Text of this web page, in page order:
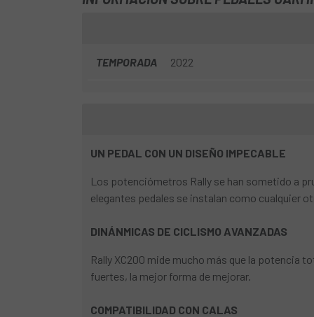
TEMPORADA 2022
UN PEDAL CON UN DISEÑO IMPECABLE
Los potenciómetros Rally se han sometido a
elegantes pedales se instalan como cualquier
DINÁNMICAS DE CICLISMO AVANZADAS
Rally XC200 mide mucho más que la potencia
fuertes, la mejor forma de mejorar.
COMPATIBILIDAD CON CALAS